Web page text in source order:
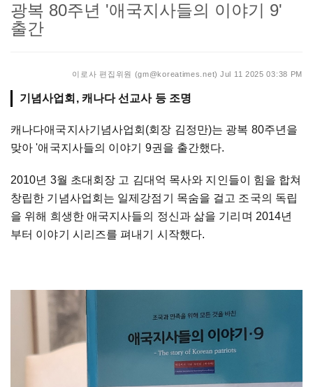
광복 80주년 '애국지사들의 이야기 9'
출간
이로사 편집위원 (gm@koreatimes.net) Jul 11 2025 03:38 PM
기념사업회, 캐나다 선교사 등 조명
캐나다애국지사기념사업회(회장 김정만)는 광복 80주년을
맞아 '애국지사들의 이야기 9권을 출간했다.
2010년 3월 초대회장 고 김대억 목사와 지인들이 힘을 합쳐
창립한 기념사업회는 일제강점기 목숨을 걸고 조국의 독립
을 위해 희생한 애국지사들의 정신과 삶을 기리며 2014년
부터 이야기 시리즈를 펴내기 시작했다.